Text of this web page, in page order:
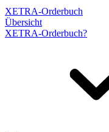
XETRA-Orderbuch
Übersicht
XETRA-Orderbuch?